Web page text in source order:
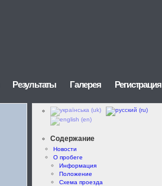
Результаты Галерея Регистрация
Содержание
Новости
О пробеге
Информация
Положение
Схема проезда